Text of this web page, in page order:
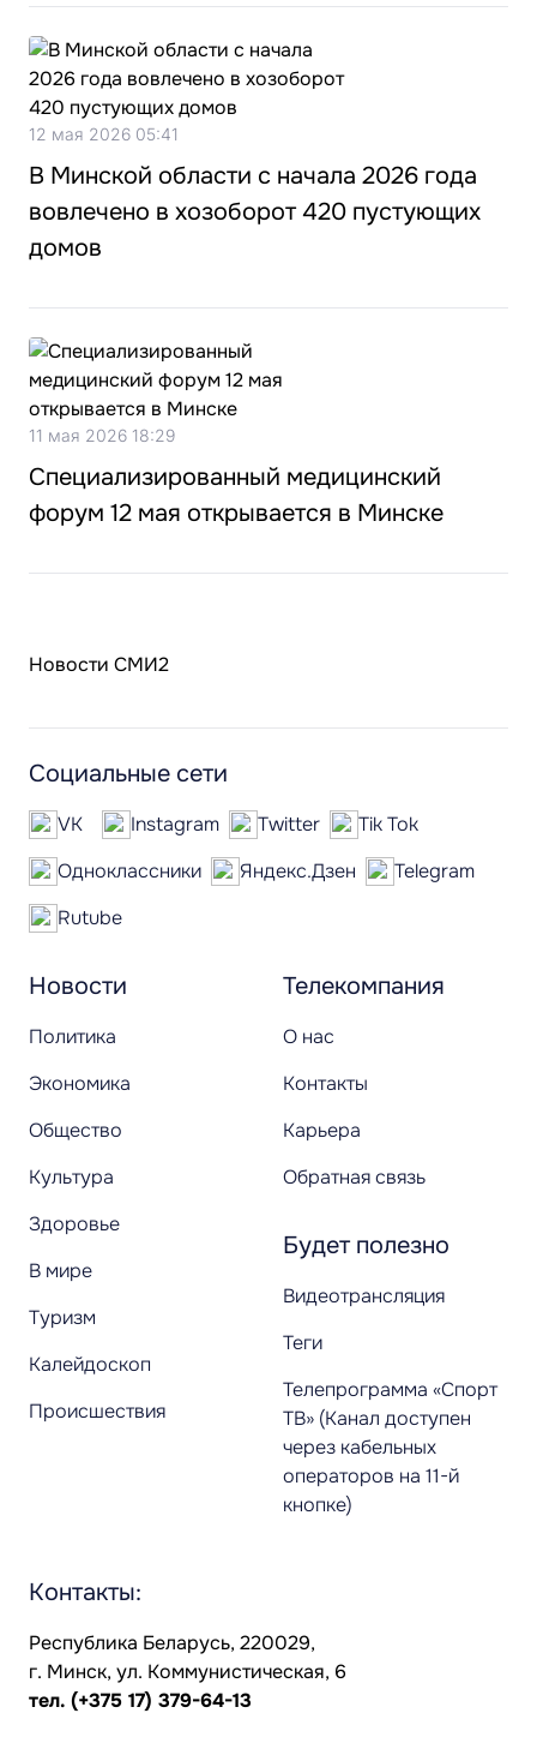
12 мая 2026 05:41
В Минской области с начала 2026 года
вовлечено в хозоборот 420 пустующих
домов
11 мая 2026 18:29
Специализированный медицинский
форум 12 мая открывается в Минске
Новости СМИ2
Новости
Политика
Экономика
Общество
Культура
Здоровье
В мире
Туризм
Калейдоскоп
Происшествия
Телекомпания
О нас
Контакты
Карьера
Обратная связь
Будет полезно
Видеотрансляция
Теги
Телепрограмма «Спорт
ТВ» (Канал доступен
через кабельных
операторов на 11-й
кнопке)
Социальные сети
VK Instagram Twitter
Tik Tok
Одноклассники
Яндекс.Дзен
Telegram
Rutube
Контакты:
Республика Беларусь, 220029,
г. Минск, ул. Коммунистическая, 6
тел. (+375 17) 379-64-13